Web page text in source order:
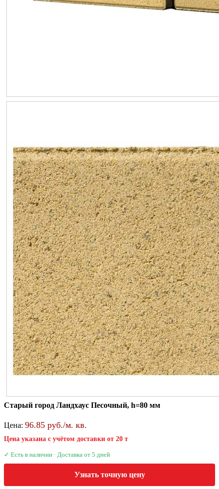
Старый город Ландхаус Песочный, h=80 мм
Цена: 96.85 руб./м. кв.
Цена указана с учётом доставки от 20 т
✓ Есть в наличии · Доставка от 5 дней
Узнать точную цену